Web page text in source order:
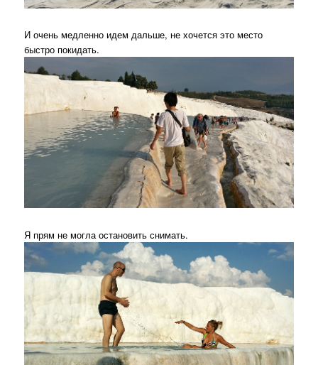
И очень медленно идем дальше, не хочется это место
быстро покидать.
Я прям не могла остановить снимать.